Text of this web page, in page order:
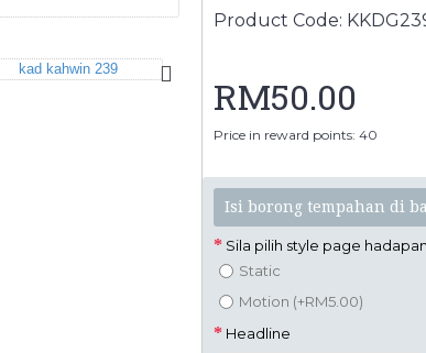
Product Code:
RM50.00
Price in reward points: 40
Isi borong tempahan di
Sila pilih style page hadapan
Static
Motion (+RM5.00)
Headline